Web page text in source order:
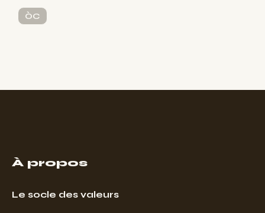
ÒC
À propos
Le socle des valeurs